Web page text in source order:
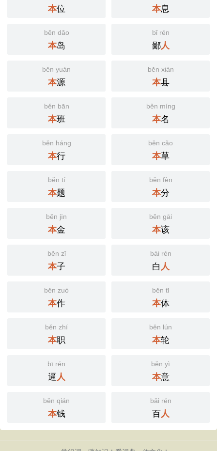
本位 本息
běn dǎo
本岛
bǐ rén
鄙人
běn yuán
本源
běn xiàn
本县
běn bān
本班
běn míng
本名
běn háng
本行
běn cǎo
本草
běn tí
本题
běn fèn
本分
běn jīn
本金
běn gāi
本该
běn zǐ
本子
bái rén
白人
běn zuò
本作
běn tǐ
本体
běn zhí
本职
běn lún
本轮
bī rén
逼人
běn yì
本意
běn qián
本钱
bǎi rén
百人